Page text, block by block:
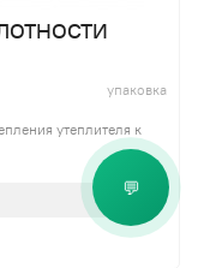
упаковка
утеплителя к
💬